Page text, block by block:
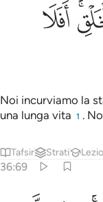
ﲷ
Noi incurviamo la
una lunga vita 1 .
Tafsir Strati
36:69